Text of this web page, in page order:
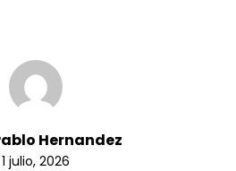
Hernandez
1 julio, 2026